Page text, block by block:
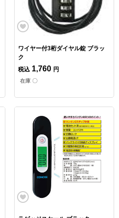
ワイヤー付3桁ダイヤル錠 ブラッ
ク
税込 1,760 円
在庫 〇